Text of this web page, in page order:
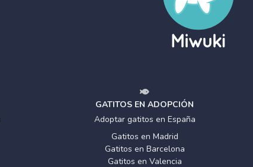
GATITOS EN ADOPCIÓN
Adoptar gatitos en España
Gatitos en Madrid
Gatitos en Barcelona
Gatitos en Valencia